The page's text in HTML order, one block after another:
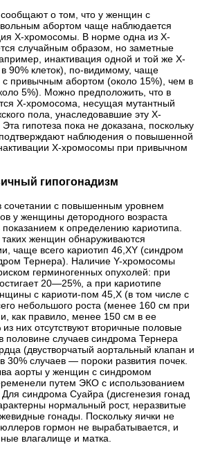
сообщают о том, что у женщин с
абортом чаще наблюдается
Х-хромосомы. В норме одна из Х-
случайным образом, но заметные
инактивация одной и той же Х-
90% клеток), по-видимому, чаще
привычным абортом (около 15%), чем в
5%). Можно предположить, что в
Х-хромосома, несущая мутантный
пола, унаследовавшие эту Х-
гипотеза пока не доказана, поскольку
наблюдения о повышенной
Х-хромосомы при привычном
гипогонадизм
сочетании с повышенным уровнем
у женщины детородного возраста
показанием к определению кариотипа.
женщин обнаруживаются
чаще всего кариотип 46,XY (синдром
Тернера). Наличие Y-хромосомы
герминогенных опухолей: при
20—25%, а при кариотипе
с кариоти-пом 45,X (в том числе с
небольшого роста (менее 160 см при
как правило, менее 150 см в ее
них отсутствуют вторичные половые
половине случаев синдрома Тернера
(двустворчатый аортальный клапан и
случаев — пороки развития почек.
аорты у женщин с синдромом
путем ЭКО с использованием
Для синдрома Суайра (дисгенезия гонад
нормальный рост, неразвитые
гонады. Поскольку яички не
гормон не вырабатывается, и
влагалище и матка.